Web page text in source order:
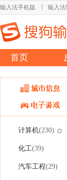
输入法手机版 输入法
首页
计算机(230)
化工(39)
汽车工程(29)